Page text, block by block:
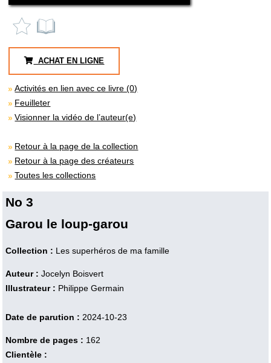
ACHAT EN LIGNE
Activités en lien avec ce livre (0)
Feuilleter
Visionner la vidéo de l’auteur(e)
Retour à la page de la collection
Retour à la page des créateurs
Toutes les collections
No 3
Garou le loup-garou
Collection : Les superhéros de ma famille
Auteur : Jocelyn Boisvert
Illustrateur : Philippe Germain
Date de parution : 2024-10-23
Nombre de pages : 162
Clientèle :